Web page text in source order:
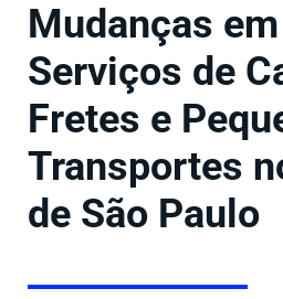
Mudanças
Serviços de
Fretes e
Transportes
de São Paulo